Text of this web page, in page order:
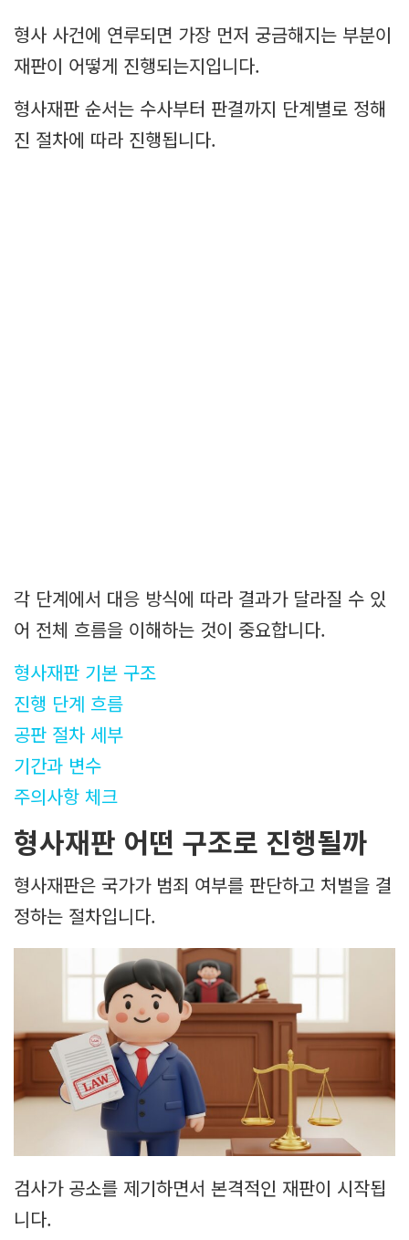
형사 사건에 연루되면 가장 먼저 궁금해지는 부분이
재판이 어떻게 진행되는지입니다.
형사재판 순서는 수사부터 판결까지 단계별로 정해
진 절차에 따라 진행됩니다.
각 단계에서 대응 방식에 따라 결과가 달라질 수 있
어 전체 흐름을 이해하는 것이 중요합니다.
형사재판 기본 구조
진행 단계 흐름
공판 절차 세부
기간과 변수
주의사항 체크
형사재판 어떤 구조로 진행될까
형사재판은 국가가 범죄 여부를 판단하고 처벌을 결
정하는 절차입니다.
검사가 공소를 제기하면서 본격적인 재판이 시작됩
니다.